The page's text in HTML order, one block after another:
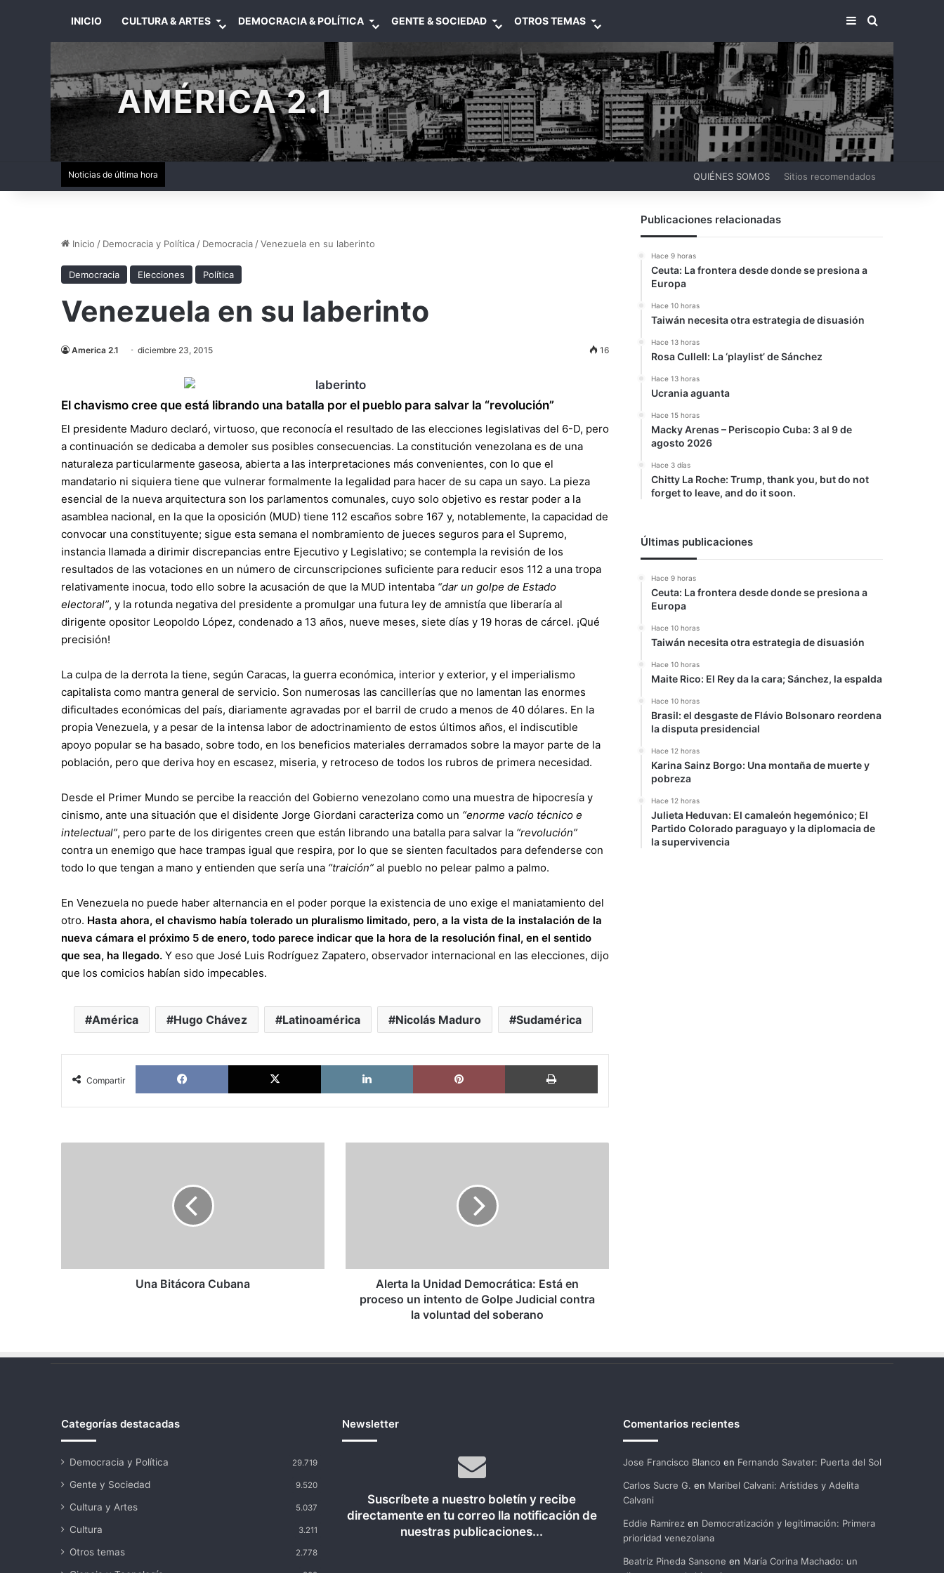
INICIO CULTURA & ARTES DEMOCRACIA & POLÍTICA GENTE & SOCIEDAD OTROS TEMAS BARRA LATERAL
BUSCAR
AMÉRICA 2.1
Noticias de última hora QUIÉNES SOMOS Sitios recomendados
Inicio / Democracia y Política / Democracia /Venezuela en su laberinto
Democracia Elecciones Política
Venezuela en su laberinto
America 2.1 diciembre 23, 2015 16
El chavismo cree que está librando una batalla por el pueblo para salvar la “revolución”
El presidente Maduro declaró, virtuoso, que reconocía el resultado de las elecciones legislativas del 6-D, pero
a continuación se dedicaba a demoler sus posibles consecuencias. La constitución venezolana es de una
naturaleza particularmente gaseosa, abierta a las interpretaciones más convenientes, con lo que el
mandatario ni siquiera tiene que vulnerar formalmente la legalidad para hacer de su capa un sayo. La pieza
esencial de la nueva arquitectura son los parlamentos comunales, cuyo solo objetivo es restar poder a la
asamblea nacional, en la que la oposición (MUD) tiene 112 escaños sobre 167 y, notablemente, la capacidad de
convocar una constituyente; sigue esta semana el nombramiento de jueces seguros para el Supremo,
instancia llamada a dirimir discrepancias entre Ejecutivo y Legislativo; se contempla la revisión de los
resultados de las votaciones en un número de circunscripciones suficiente para reducir esos 112 a una tropa
relativamente inocua, todo ello sobre la acusación de que la MUD intentaba “dar un golpe de Estado
electoral”, y la rotunda negativa del presidente a promulgar una futura ley de amnistía que liberaría al
dirigente opositor Leopoldo López, condenado a 13 años, nueve meses, siete días y 19 horas de cárcel. ¡Qué
precisión!
La culpa de la derrota la tiene, según Caracas, la guerra económica, interior y exterior, y el imperialismo
capitalista como mantra general de servicio. Son numerosas las cancillerías que no lamentan las enormes
dificultades económicas del país, diariamente agravadas por el barril de crudo a menos de 40 dólares. En la
propia Venezuela, y a pesar de la intensa labor de adoctrinamiento de estos últimos años, el indiscutible
apoyo popular se ha basado, sobre todo, en los beneficios materiales derramados sobre la mayor parte de la
población, pero que deriva hoy en escasez, miseria, y retroceso de todos los rubros de primera necesidad.
Desde el Primer Mundo se percibe la reacción del Gobierno venezolano como una muestra de hipocresía y
cinismo, ante una situación que el disidente Jorge Giordani caracteriza como un “enorme vacío técnico e
intelectual”, pero parte de los dirigentes creen que están librando una batalla para salvar la “revolución”
contra un enemigo que hace trampas igual que respira, por lo que se sienten facultados para defenderse con
todo lo que tengan a mano y entienden que sería una “traición” al pueblo no pelear palmo a palmo.
En Venezuela no puede haber alternancia en el poder porque la existencia de uno exige el maniatamiento del
otro. Hasta ahora, el chavismo había tolerado un pluralismo limitado, pero, a la vista de la instalación de la
nueva cámara el próximo 5 de enero, todo parece indicar que la hora de la resolución final, en el sentido
que sea, ha llegado. Y eso que José Luis Rodríguez Zapatero, observador internacional en las elecciones, dijo
que los comicios habían sido impecables.
América Hugo Chávez Latinoamérica Nicolás Maduro Sudamérica
Compartir
Facebook X LinkedIn Pinterest Imprimir
Una Bitácora Cubana
intento
Golpe
voluntad
Alerta la Unidad Democrática: Está en
proceso un intento de Golpe Judicial contra
la voluntad del soberano
Publicaciones relacionadas
Hace 9 horas
Ceuta: La frontera desde donde se presiona a
Europa
Hace 10 horas
Taiwán necesita otra estrategia de disuasión
Hace 13 horas
Rosa Cullell: La ‘playlist’ de Sánchez
Hace 13 horas
Ucrania aguanta
Hace 15 horas
Macky Arenas – Periscopio Cuba: 3 al 9 de
agosto 2026
Hace 3 días
Chitty La Roche: Trump, thank you, but do not
forget to leave, and do it soon.
Últimas publicaciones
Hace 9 horas
Ceuta: La frontera desde donde se presiona a
Europa
Hace 10 horas
Taiwán necesita otra estrategia de disuasión
Hace 10 horas
Maite Rico: El Rey da la cara; Sánchez, la espalda
Hace 10 horas
Brasil: el desgaste de Flávio Bolsonaro reordena
la disputa presidencial
Hace 12 horas
Karina Sainz Borgo: Una montaña de muerte y
pobreza
Hace 12 horas
Julieta Heduvan: El camaleón hegemónico; El
Partido Colorado paraguayo y la diplomacia de
la supervivencia
Categorías destacadas
Democracia y Política 29.719
Gente y Sociedad 9.520
Cultura y Artes 5.037
Cultura 3.211
Otros temas 2.778
Newsletter
Suscríbete a nuestro boletín y recibe
directamente en tu correo lla notificación de
nuestras publicaciones...
Comentarios recientes
Jose Francisco Blanco en Fernando Savater: Puerta del Sol
Carlos Sucre G. en Maribel Calvani: Arístides y Adelita
Calvani
Eddie Ramirezen Democratización y legitimación: Primera
prioridad venezolana
Beatriz Pineda Sansone en María Corina Machado: un